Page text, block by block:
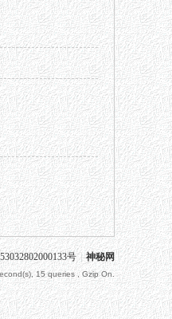
号 神秘网
15 queries , Gzip On.